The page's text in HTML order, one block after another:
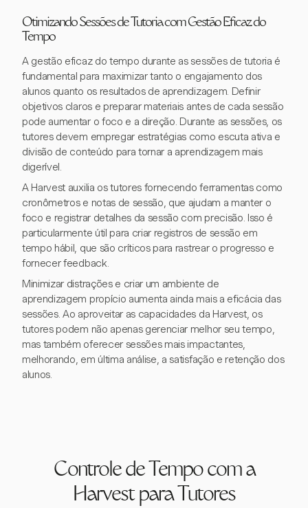
Otimizando Sessões de Tutoria com Gestão Eficaz do
Tempo
A gestão eficaz do tempo durante as sessões de tutoria é
fundamental para maximizar tanto o engajamento dos
alunos quanto os resultados de aprendizagem. Definir
objetivos claros e preparar materiais antes de cada sessão
pode aumentar o foco e a direção. Durante as sessões, os
tutores devem empregar estratégias como escuta ativa e
divisão de conteúdo para tornar a aprendizagem mais
digerível.
A Harvest auxilia os tutores fornecendo ferramentas como
cronômetros e notas de sessão, que ajudam a manter o
foco e registrar detalhes da sessão com precisão. Isso é
particularmente útil para criar registros de sessão em
tempo hábil, que são críticos para rastrear o progresso e
fornecer feedback.
Minimizar distrações e criar um ambiente de
aprendizagem propício aumenta ainda mais a eficácia das
sessões. Ao aproveitar as capacidades da Harvest, os
tutores podem não apenas gerenciar melhor seu tempo,
mas também oferecer sessões mais impactantes,
melhorando, em última análise, a satisfação e retenção dos
alunos.
Controle de Tempo com a
Harvest para Tutores